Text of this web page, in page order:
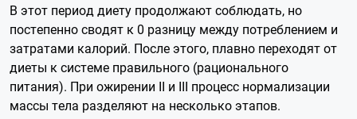
В этот период диету продолжают соблюдать, но
постепенно сводят к 0 разницу между потреблением и
затратами калорий. После этого, плавно переходят от
диеты к системе правильного (рационального
питания). При ожирении II и III процесс нормализации
массы тела разделяют на несколько этапов.